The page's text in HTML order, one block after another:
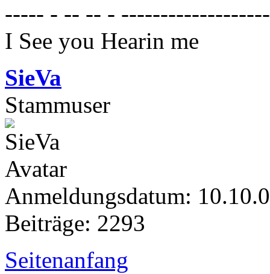
----- - -- -- -
I See you Hearin me
SieVa
Stammuser
Anmeldungsdatum:
Beiträge: 2293
Seitenanfang